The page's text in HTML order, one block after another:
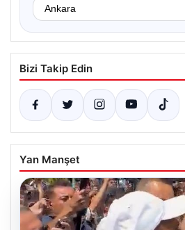
Bizi Takip Edin
Yan Manşet